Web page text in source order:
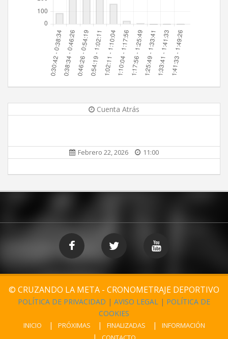
Cuenta Atrás
Febrero 22, 2026 11:00
© CRUZANDO LA META - CRONOMETRAJE DEPORTIVO
POLÍTICA DE PRIVACIDAD | AVISO LEGAL | POLÍTICA DE
COOKIES
INICIO PRÓXIMAS FINALIZADAS
INFORMACIÓN